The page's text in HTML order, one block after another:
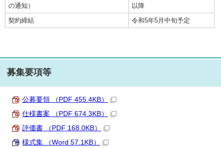
の通知）
以降
契約締結
令和5年5月中旬予定
募集要項等
公募要領 （PDF 455.4KB）
仕様書案 （PDF 674.3KB）
評価書 （PDF 168.0KB）
様式集 （Word 57.1KB）